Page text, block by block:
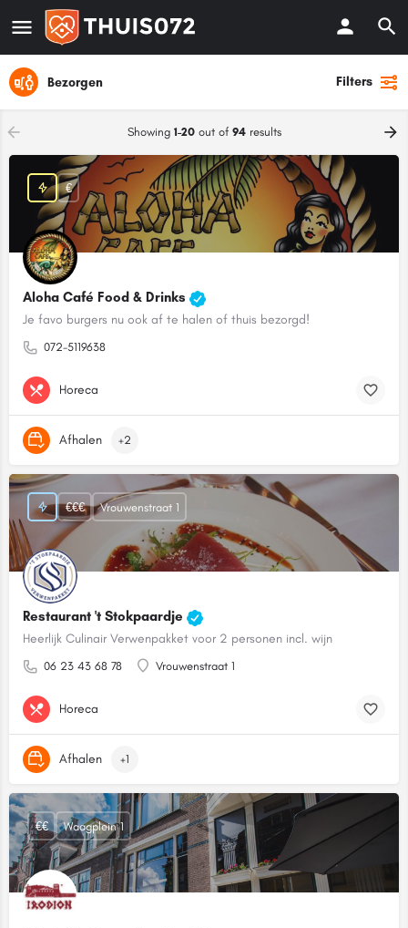
Bezorgen Filters
Showing 1-20out of 94results
Aloha Café Food & Drinks
Je favo burgers nu ook af te halen of thuis bezorgd!
072-5119638
€
Horeca
Afhalen +2
Restaurant 't Stokpaardje
Heerlijk Culinair Verwenpakket voor 2 personen incl. wijn
06 23 43 68 78 Vrouwenstraat 1
€€€ Vrouwenstraat 1
Horeca
Afhalen +1
€€ Waagplein 1